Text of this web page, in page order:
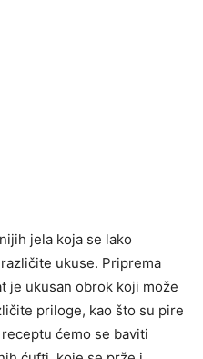
jela koja se lako
ukuse. Priprema
je ukusan obrok koji može
priloge, kao što su pire
ćemo se baviti